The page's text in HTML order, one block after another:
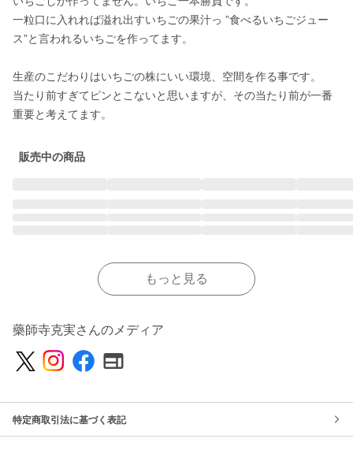
一粒口に入れれば溢れ出すいちごの果汁っ ”食べるいちごジュー
ス”と言われるいちごを作ってます。
生産のこだわりはいちごの株にいい環境、空間を作る事です。
当たり前すぎてピンとこないと思いますが、その当たり前が一番
重要と考えてます。
販売中の商品
もっと見る
藥師寺克実さんのメディア
特定商取引法に基づく表記